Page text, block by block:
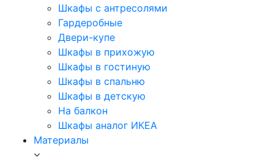
Шкафы с антресолями
Гардеробные
Двери-купе
Шкафы в прихожую
Шкафы в гостиную
Шкафы в спальню
Шкафы в детскую
На балкон
Шкафы аналог ИКЕА
Материалы